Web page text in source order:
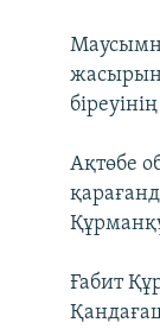
Ақтөбе
Ғабит